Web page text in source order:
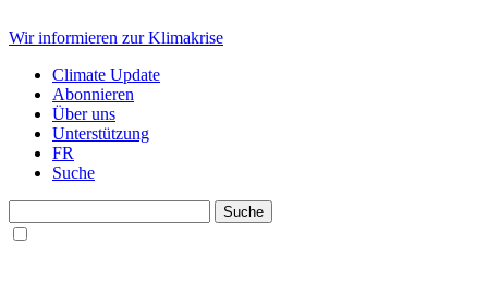
Wir informieren zur Klimakrise
Climate Update
Abonnieren
Über uns
Unterstützung
FR
Suche